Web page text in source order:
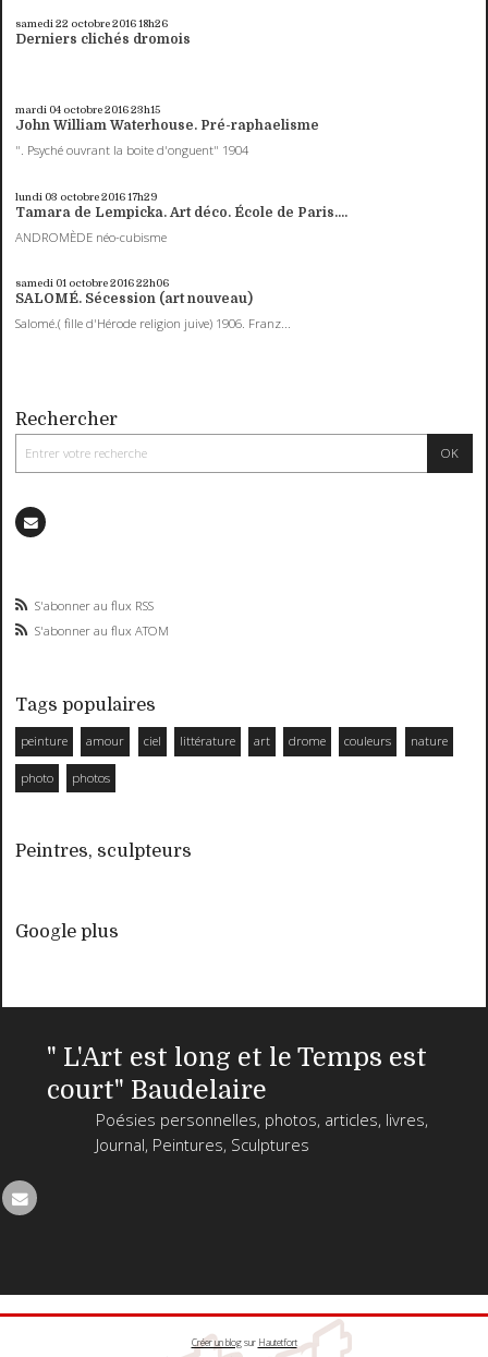
samedi 22 octobre 201618h26
Derniers clichés dromois
mardi 04 octobre 201623h15
John William Waterhouse. Pré-raphaelisme
". Psyché ouvrant la boite d'onguent" 1904
lundi 03 octobre 201617h29
Tamara de Lempicka. Art déco. École de Paris....
ANDROMÈDE néo-cubisme
samedi 01 octobre 201622h06
SALOMÉ. Sécession (art nouveau)
Salomé.( fille d'Hérode religion juive) 1906. Franz...
Rechercher
S'abonner au flux RSS
S'abonner au flux ATOM
Tags populaires
peinture amour ciel littérature art drome couleurs nature
photo photos
Peintres, sculpteurs
Google plus
" L'Art est long et le Temps est
court" Baudelaire
Poésies personnelles, photos, articles, livres,
Journal, Peintures, Sculptures
Créer un blogsur Hautetfort